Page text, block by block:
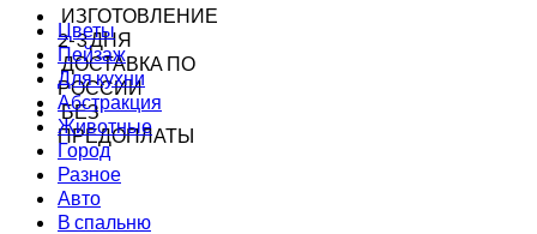
ИЗГОТОВЛЕНИЕ
2-3 ДНЯ
ДОСТАВКА ПО
РОССИИ
БЕЗ
ПРЕДОПЛАТЫ
Цветы
Пейзаж
Для кухни
Абстракция
Животные
Город
Разное
Авто
В спальню